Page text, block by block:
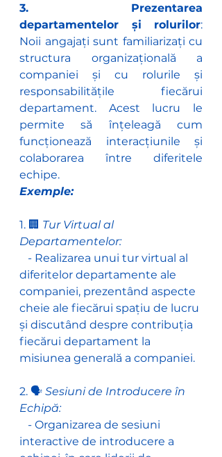
3. Prezentarea
departamentelor și rolurilor:
Noii angajați sunt familiarizați cu
structura organizațională a
companiei și cu rolurile și
responsabilitățile fiecărui
departament. Acest lucru le
permite să înțeleagă cum
funcționează interacțiunile și
colaborarea între diferitele
echipe.
Exemple:
1. 🏢 Tur Virtual al
Departamentelor:
diferitelor departamente ale
companiei, prezentând aspecte
cheie ale fiecărui spațiu de lucru
și discutând despre contribuția
fiecărui departament la
misiunea generală a companiei.
2. 🗣️ Sesiuni de Introducere în
Echipă:
interactive de introducere a